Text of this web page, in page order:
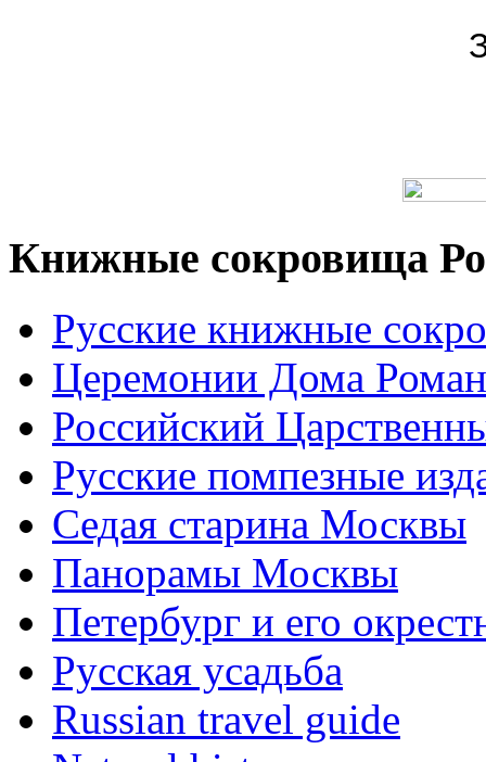
Книжные сокровища
Русские книжные
Церемонии Дома
Российский
Русские помпезные
Седая старина Москвы
Панорамы Москвы
Петербург и его
Русская усадьба
Russian travel guide